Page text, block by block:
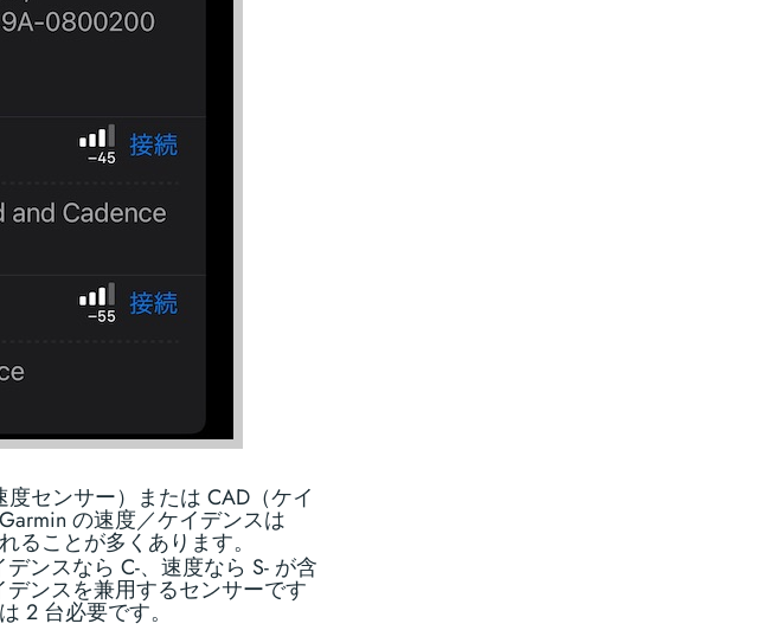
センサー）または CAD（ケイ
の速度／ケイデンスは
ることが多くあります。
ンスなら C-、速度なら S- が含
ンスを兼用するセンサーです
2 台必要です。